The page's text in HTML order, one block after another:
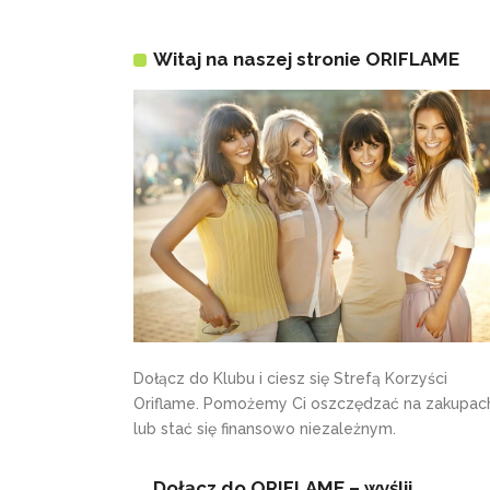
Witaj na naszej stronie ORIFLAME
Dołącz do Klubu i ciesz się Strefą Korzyści
Oriflame. Pomożemy Ci oszczędzać na
lub stać się finansowo niezależnym.